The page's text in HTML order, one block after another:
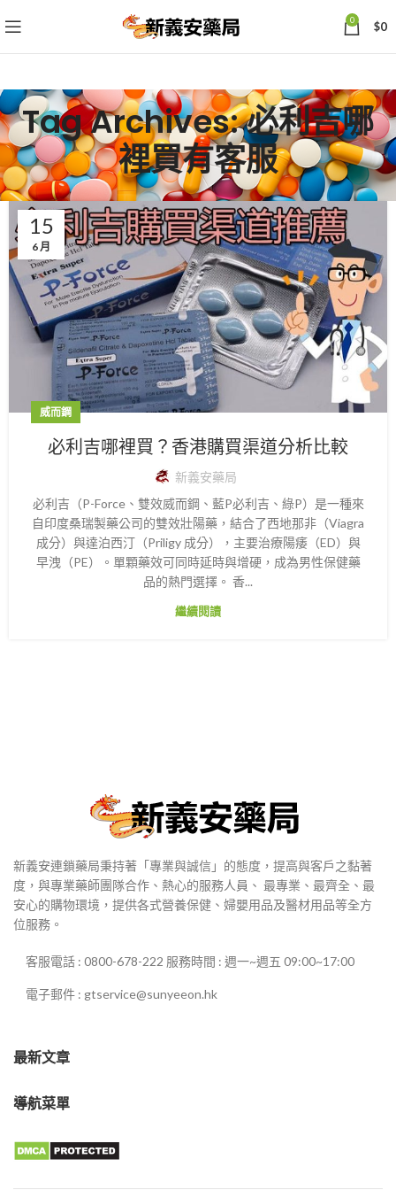
0 $0
Tag Archives: 必利吉哪
裡買有客服
15
6 月
威而鋼
必利吉哪裡買？香港購買渠道分析比較
新義安藥局
必利吉（P-Force、雙效威而鋼、藍P必利吉、綠P）是一種來
自印度桑瑞製藥公司的雙效壯陽藥，結合了西地那非（Viagra
成分）與達泊西汀（Priligy 成分），主要治療陽痿（ED）與
早洩（PE）。單顆藥效可同時延時與增硬，成為男性保健藥
品的熱門選擇。 香...
繼續閱讀
新義安連鎖藥局秉持著「專業與誠信」的態度，提高與客戶之黏著
度，與專業藥師團隊合作、熱心的服務人員、 最專業、最齊全、最
安心的購物環境，提供各式營養保健、婦嬰用品及醫材用品等全方
位服務。
客服電話 : 0800-678-222 服務時間 : 週一~週五 09:00~17:00
電子郵件 : gtservice@sunyeeon.hk
最新文章
導航菜單